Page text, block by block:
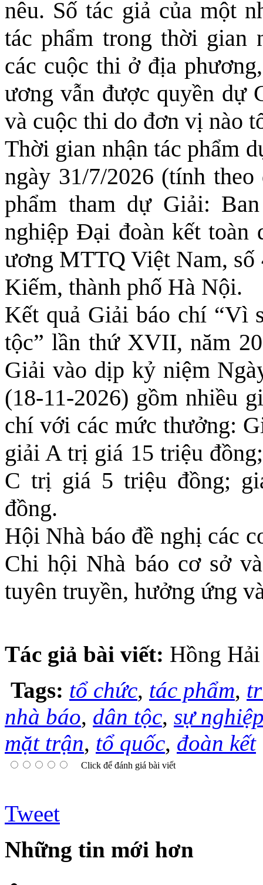
nêu. Số tác giả của một
tác phẩm trong thời gian
các cuộc thi ở địa
ương vẫn được quyền dự
và cuộc thi do đơn vị nào
Thời gian nhận tác phẩm
ngày 31/7/2026 (tính
phẩm tham dự Giải:
nghiệp Đại đoàn kết toàn
ương MTTQ Việt Nam, số
Kiếm, thành phố Hà Nội.
Kết quả Giải báo chí “Vì
tộc” lần thứ XVII, năm
Giải vào dịp kỷ niệm
(18-11-2026) gồm nhiều
chí với các mức thưởng:
giải A trị giá 15 triệu
C trị giá 5 triệu đồng;
đồng.
Hội Nhà báo đề nghị các
Chi hội Nhà báo cơ sở
tuyên truyền, hưởng ứng
Tác giả bài viết: Hồng Hải
Tags: tổ chức, tác phẩm,
nhà báo, dân tộc, sự
mặt trận, tổ quốc, đoàn kết
Click để đánh giá bài viết
Tweet
Những tin mới hơn